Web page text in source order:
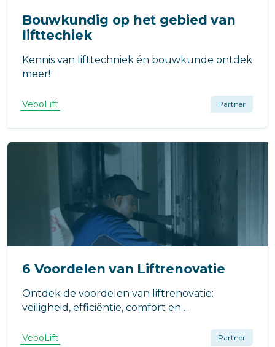
Bouwkundig op het gebied van
lifttechiek
Kennis van lifttechniek én bouwkunde ontdek
meer!
VeboLift Partner
6 Voordelen van Liftrenovatie
Ontdek de voordelen van liftrenovatie:
veiligheid, efficiëntie, comfort en
VeboLift Partner